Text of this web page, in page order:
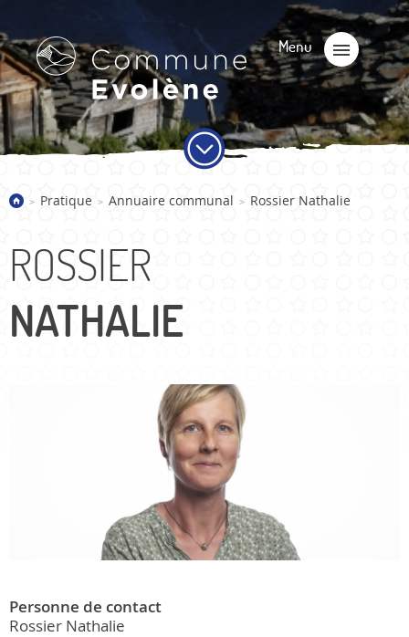
> Pratique > Annuaire communal > Rossier Nathalie
ROSSIER
NATHALIE
Personne de contact
Rossier Nathalie